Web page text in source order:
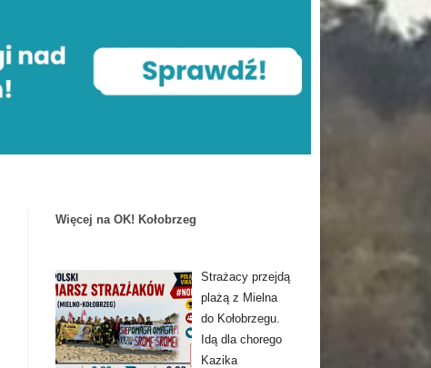
Więcej na OK! Kołobrzeg
Strażacy przejdą
plażą z Mielna
do Kołobrzegu.
Idą dla chorego
Kazika